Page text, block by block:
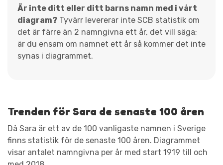
Är inte ditt eller ditt barns namn med i vårt
diagram? Tyvärr levererar inte SCB statistik om
det är färre än 2 namngivna ett år, det vill säga;
är du ensam om namnet ett år så kommer det inte
synas i diagrammet.
Trenden för Sara de senaste 100 åren
Då Sara är ett av de 100 vanligaste namnen i Sverige
finns statistik för de senaste 100 åren. Diagrammet
visar antalet namngivna per år med start 1919 till och